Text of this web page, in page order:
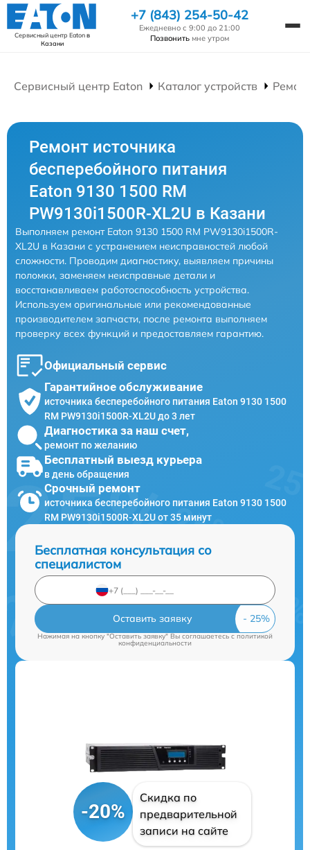
Сервисный центр Eatonв
Казани
+7 (843) 254-50-42
Ежедневно с 9:00 до 21:00
Позвонить мне утром
Сервисный центр Eaton Каталог устройств
Ремонт источника
бесперебойного питания
Eaton 9130 1500 RM
PW9130i1500R-XL2U в Казани
Выполняем ремонт Eaton 9130 1500 RM PW9130i1500R-
XL2U в Казани с устранением неисправностей любой
сложности. Проводим диагностику, выявляем причины
поломки, заменяем неисправные детали и
восстанавливаем работоспособность устройства.
Используем оригинальные или рекомендованные
производителем запчасти, после ремонта выполняем
проверку всех функций и предоставляем гарантию.
Официальный сервис
Гарантийное обслуживание
источника бесперебойного питания Eaton 9130 1500
RM PW9130i1500R-XL2U до 3 лет
Диагностика за наш счет,
ремонт по желанию
Бесплатный выезд курьера
в день обращения
Срочный ремонт
источника бесперебойного питания Eaton 9130 1500
RM PW9130i1500R-XL2U от 35 минут
Бесплатная консультация со
специалистом
Оставить заявку
Нажимая на кнопку "Оставить заявку" Вы соглашаетесь cполитикой
конфиденциальности
-20%
Скидка по
предварительной
записи на сайте